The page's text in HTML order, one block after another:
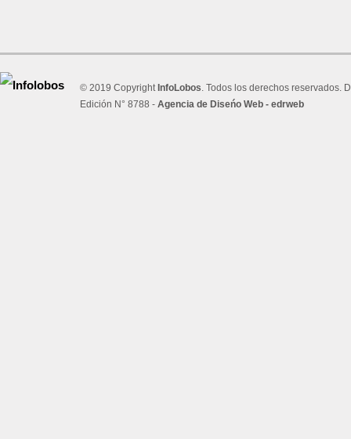
© 2019 Copyright InfoLobos. Todos los derechos reservados.
Edición N° 8788 - Agencia de Diseńo Web - edrweb